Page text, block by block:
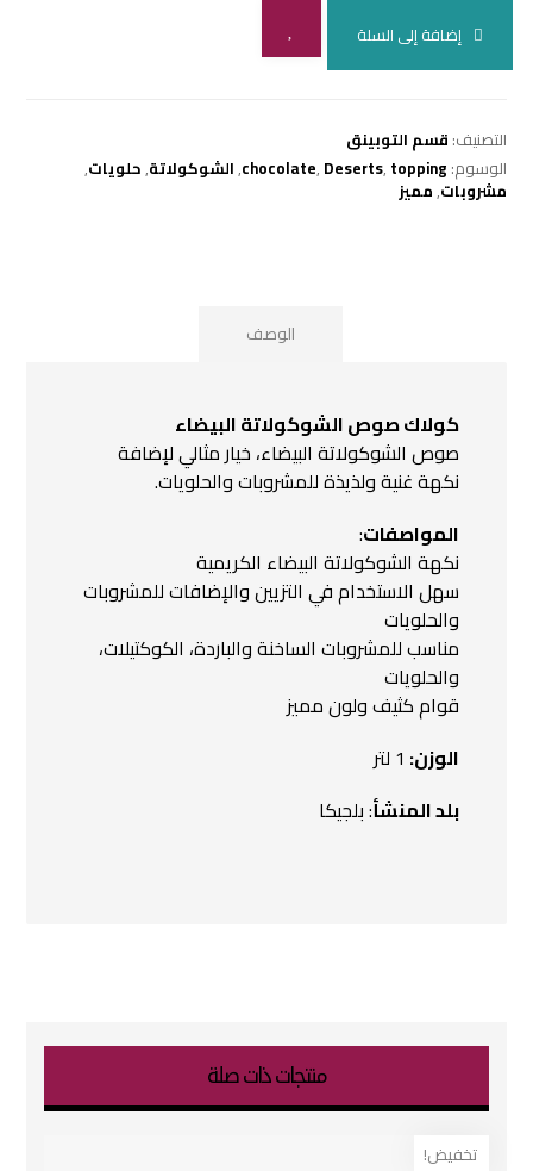
إضافة إلى السلة
التصنيف: قسم التوبينق
الوسوم:
chocolate, Deserts, topping
,الشوكولاتة,حلويات,
مشروبات,مميز
الوصف
كولاك صوص الشوكولاتة البيضاء
صوص الشوكولاتة البيضاء، خيار مثالي لإضافة
نكهة غنية ولذيذة للمشروبات والحلويات.
المواصفات:
نكهة الشوكولاتة البيضاء الكريمية
سهل الاستخدام في التزيين والإضافات للمشروبات
والحلويات
مناسب للمشروبات الساخنة والباردة، الكوكتيلات،
والحلويات
قوام كثيف ولون مميز
الوزن: 1 لتر
بلد المنشأ: بلجيكا
منتجات ذات صلة
تخفيض!